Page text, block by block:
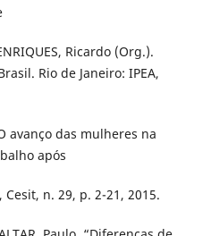
Ricardo (Org.).
Rio de Janeiro: IPEA,
avanço das mulheres na
após
n. 29, p. 2-21, 2015.